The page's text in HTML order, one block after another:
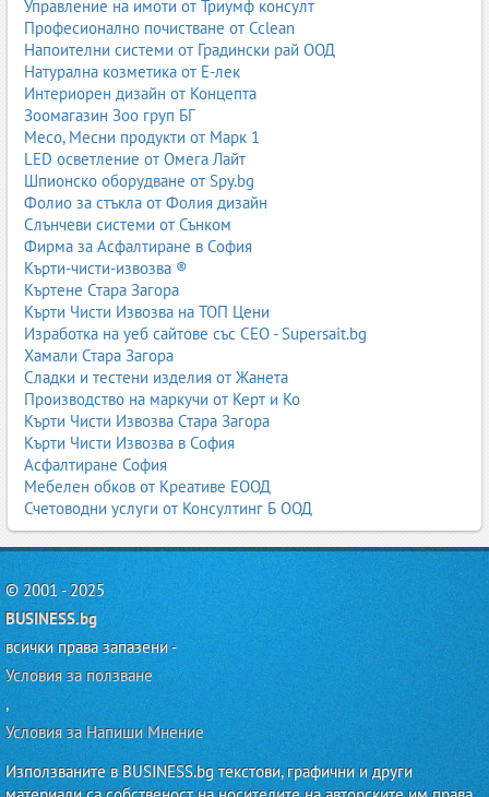
физически. Това е особено полезно за хора с хронични
заболявания, ограничена подвижност или живеещи в
отдалечени райони.
По време на онлайн консултация пулмологът може да
прегледа резултати от изследвания, да обсъди симптоми, да
назначи терапия или да препоръча допълнителни изследвания.
Телемедицината не замества напълно физическия преглед, но
е ценен инструмент за проследяване и първоначална оценка.
Предимства на онлайн консултациите:
Бърз достъп до специалист
Подходящо за пациенти с ограничена мобилност
Възможност за обсъждане на резултати от изследвания
Проследяване на хронични заболявания
Спестяване на време и пътуване
Профилактика и здравословен начин на живот
Профилактиката е ключов елемент в поддържането на здрави
бели дробове. Много белодробни заболявания могат да бъдат
предотвратени или значително забавени чрез промени в
начина на живот и редовни медицински прегледи.
Отказ от тютюнопушене
Това е най-важната стъпка за намаляване на риска от ХОББ, рак
на белия дроб и хронични възпаления. Дори дългогодишните
пушачи могат да подобрят белодробната функция след
Подобряване на качеството на въздуха
Използването на пречистватели на въздух, избягването на
силно замърсени райони и проветряването на помещенията
намаляват риска от дразнене и възпаления.
Физическа активност
Управление на имоти от Триумф консулт
Професионално почистване от Cclean
Напоителни системи от Градински рай ООД
Натурална козметика от Е-лек
Интериорен дизайн от Концепта
Зоомагазин Зоо груп БГ
Месо, Месни продукти от Марк 1
LED осветление от Омега Лайт
Шпионско оборудване от Spy.bg
Фолио за стъкла от Фолия дизайн
Слънчеви системи от Сънком
Фирма за Асфалтиране в София
Кърти-чисти-извозва ®
Къртене Стара Загора
Кърти Чисти Извозва на ТОП Цени
Изработка на уеб сайтове със СЕО - Supersait.bg
Хамали Стара Загора
Сладки и тестени изделия от Жанета
Производство на маркучи от Керт и Ко
Кърти Чисти Извозва Стара Загора
Кърти Чисти Извозва в София
Асфалтиране София
Мебелен обков от Креативе ЕООД
Счетоводни услуги от Консултинг Б ООД
© 2001 - 2025
BUSINESS.bg
всички права запазени -
Условия за ползване
,
Условия за Напиши Мнение
Използваните в BUSINESS.bg текстови, графични и други